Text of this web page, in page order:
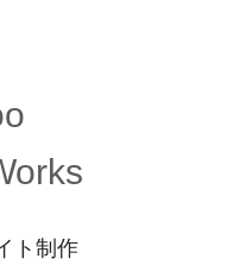
ト制作